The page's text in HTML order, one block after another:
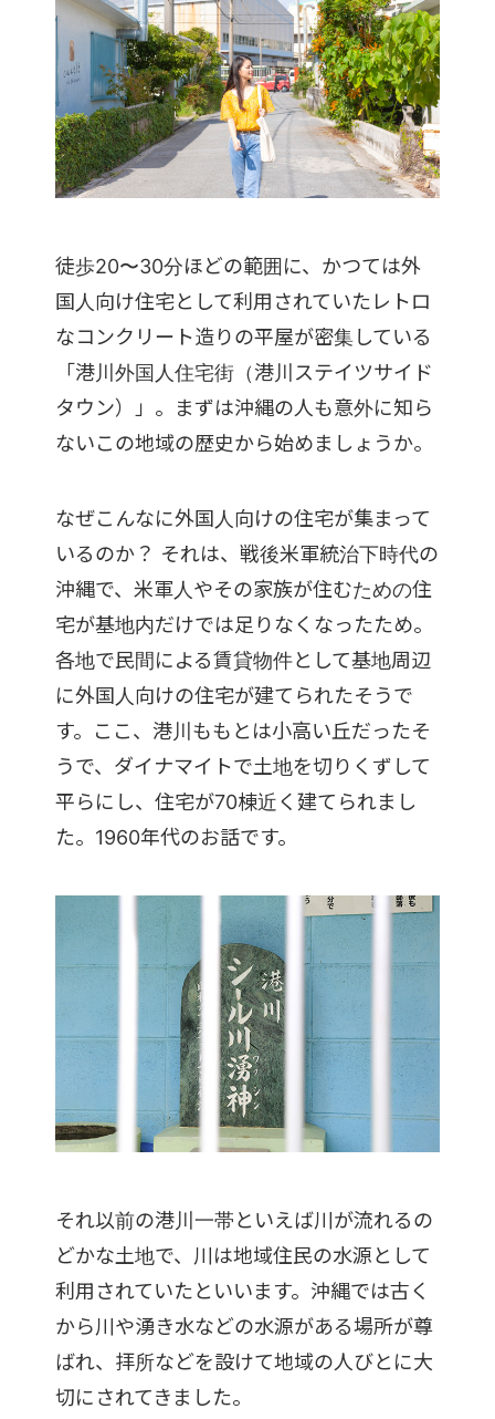
徒歩20〜30分ほどの範囲に、かつては外
国人向け住宅として利用されていたレトロ
なコンクリート造りの平屋が密集している
「港川外国人住宅街（港川ステイツサイド
タウン）」。まずは沖縄の人も意外に知ら
ないこの地域の歴史から始めましょうか。
なぜこんなに外国人向けの住宅が集まって
いるのか？ それは、戦後米軍統治下時代の
沖縄で、米軍人やその家族が住むための住
宅が基地内だけでは足りなくなったため。
各地で民間による賃貸物件として基地周辺
に外国人向けの住宅が建てられたそうで
す。ここ、港川ももとは小高い丘だったそ
うで、ダイナマイトで土地を切りくずして
平らにし、住宅が70棟近く建てられまし
た。1960年代のお話です。
それ以前の港川一帯といえば川が流れるの
どかな土地で、川は地域住民の水源として
利用されていたといいます。沖縄では古く
から川や湧き水などの水源がある場所が尊
ばれ、拝所などを設けて地域の人びとに大
切にされてきました。